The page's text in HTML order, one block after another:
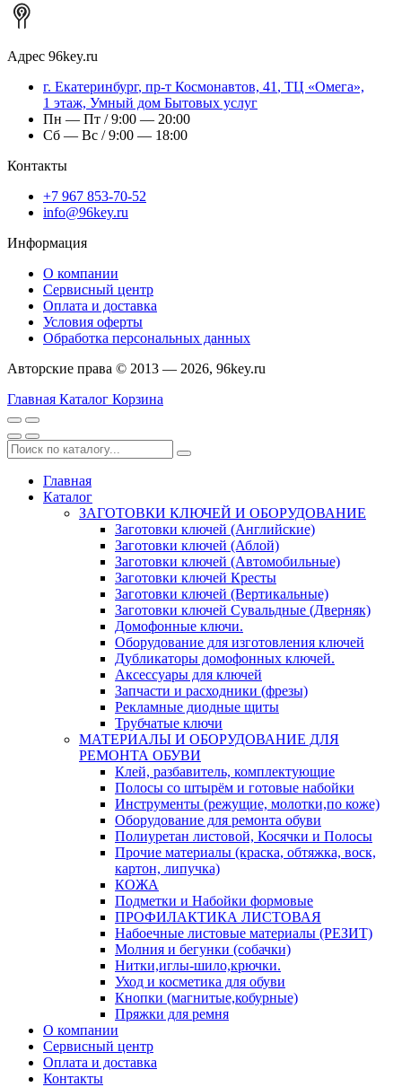
Адрес 96key.ru
г. Екатеринбург, пр-т Космонавтов, 41, ТЦ «Омега»,
1 этаж, Умный дом Бытовых услуг
Пн — Пт / 9:00 — 20:00
Сб — Вс / 9:00 — 18:00
Контакты
+7 967 853-70-52
info@96key.ru
Информация
О компании
Сервисный центр
Оплата и доставка
Условия оферты
Обработка персональных данных
Авторские права © 2013 — 2026, 96key.ru
Главная Каталог Корзина
Главная
Каталог
ЗАГОТОВКИ КЛЮЧЕЙ И ОБОРУДОВАНИЕ
Заготовки ключей (Английские)
Заготовки ключей (Аблой)
Заготовки ключей (Автомобильные)
Заготовки ключей Кресты
Заготовки ключей (Вертикальные)
Заготовки ключей Сувальдные (Дверняк)
Домофонные ключи.
Оборудование для изготовления ключей
Дубликаторы домофонных ключей.
Аксессуары для ключей
Запчасти и расходники (фрезы)
Рекламные диодные щиты
Трубчатые ключи
МАТЕРИАЛЫ И ОБОРУДОВАНИЕ ДЛЯ
РЕМОНТА ОБУВИ
Клей, разбавитель, комплектующие
Полосы со штырём и готовые набойки
Инструменты (режущие, молотки,по коже)
Оборудование для ремонта обуви
Полиуретан листовой, Косячки и Полосы
Прочие материалы (краска, обтяжка, воск,
картон, липучка)
КОЖА
Подметки и Набойки формовые
ПРОФИЛАКТИКА ЛИСТОВАЯ
Набоечные листовые материалы (РЕЗИТ)
Молния и бегунки (собачки)
Нитки,иглы-шило,крючки.
Уход и косметика для обуви
Кнопки (магнитые,кобурные)
Пряжки для ремня
О компании
Сервисный центр
Оплата и доставка
Контакты